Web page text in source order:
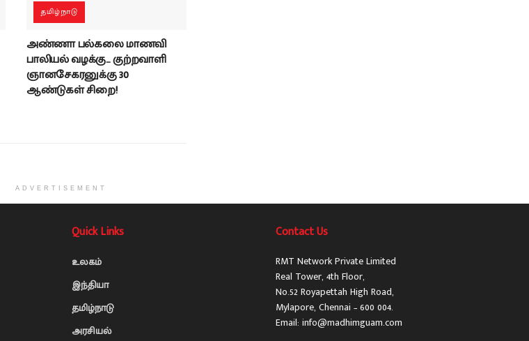
தமிழ்நாடு
அண்ணா பல்கலை மாணவி
பாலியல் வழக்கு… குற்றவாளி
ஞானசேகரனுக்கு 30
ஆண்டுகள் சிறை!
ADVERTISEMENT
Quick Links
உலகம்
இந்தியா
தமிழ்நாடு
அரசியல்
Contact Us
RMT Network Private Limited
Real Tower, 4th Floor,
No.52 Royapettah High Road,
Mylapore, Chennai – 600 004.
Email: info@madhimguam.com